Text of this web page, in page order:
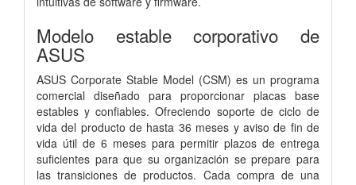
Modelo estable corporativo de
ASUS
ASUS Corporate Stable Model (CSM) es un programa
comercial diseñado para proporcionar placas base
estables y confiables. Ofreciendo soporte de ciclo de
vida del producto de hasta 36 meses y aviso de fin de
vida útil de 6 meses para permitir plazos de entrega
suficientes para que su organización se prepare para
las transiciones de productos. Cada compra de una